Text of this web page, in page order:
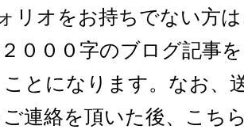
リオをお持ちでない方
０００字のブログ記事
とになります。なお、
連絡を頂いた後、こち